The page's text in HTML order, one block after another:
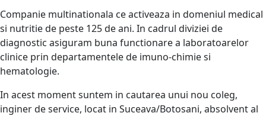
Companie multinationala ce activeaza in domeniul medical
si nutritie de peste 125 de ani. In cadrul diviziei de
diagnostic asiguram buna functionare a laboratoarelor
clinice prin departamentele de imuno-chimie si
hematologie.
In acest moment suntem in cautarea unui nou coleg,
inginer de service, locat in Suceava/Botosani, absolvent al